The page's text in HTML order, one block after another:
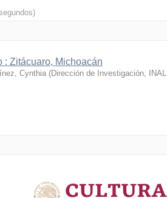
: Zitácuaro, Michoacán
Cynthia (Dirección de Investigación, INALI